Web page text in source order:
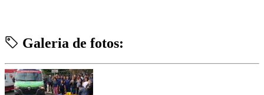
Galeria de fotos: